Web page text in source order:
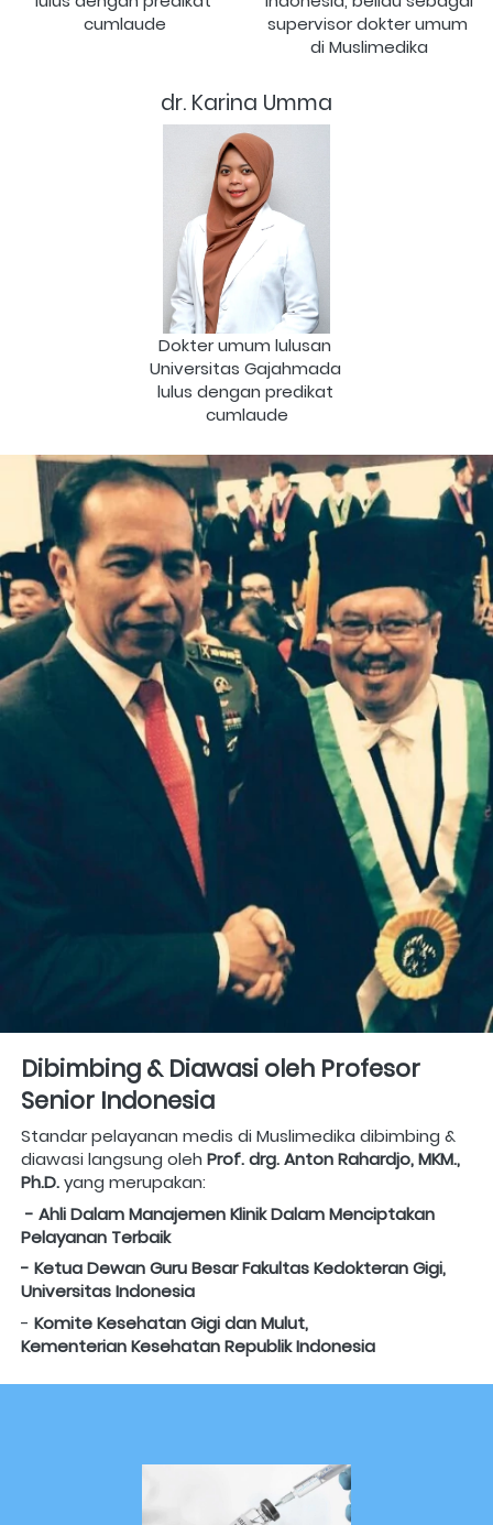
cumlaude
supervisor dokter umum
di Muslimedika
dr. Karina Umma
Dokter umum lulusan
Universitas Gajahmada
lulus dengan predikat
cumlaude
Dibimbing & Diawasi oleh Profesor
Senior Indonesia
Standar pelayanan medis di Muslimedika dibimbing &
diawasi langsung oleh Prof. drg. Anton Rahardjo, MKM.,
Ph.D. yang merupakan:
- Ahli Dalam Manajemen Klinik Dalam Menciptakan
Pelayanan Terbaik
- Ketua Dewan Guru Besar Fakultas Kedokteran Gigi,
Universitas Indonesia
- Komite Kesehatan Gigi dan Mulut,
Kementerian Kesehatan Republik Indonesia